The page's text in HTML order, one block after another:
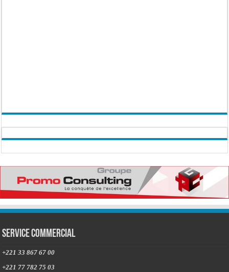
Service commercial
+221 33 867 67 00
+221 77 782 75 03